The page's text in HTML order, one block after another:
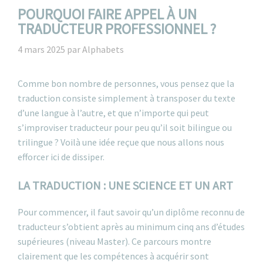
POURQUOI FAIRE APPEL À UN
TRADUCTEUR PROFESSIONNEL ?
4 mars 2025 parAlphabets
Comme bon nombre de personnes, vous pensez que la
traduction consiste simplement à transposer du texte
d’une langue à l’autre, et que n’importe qui peut
s’improviser traducteur pour peu qu’il soit bilingue ou
trilingue ? Voilà une idée reçue que nous allons nous
efforcer ici de dissiper.
LA TRADUCTION : UNE SCIENCE ET UN ART
Pour commencer, il faut savoir qu’un diplôme reconnu de
traducteur s’obtient après au minimum cinq ans d’études
supérieures (niveau Master). Ce parcours montre
clairement que les compétences à acquérir sont